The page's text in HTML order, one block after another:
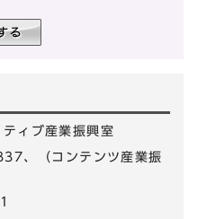
ィブ産業振興室
、（コンテンツ産業振